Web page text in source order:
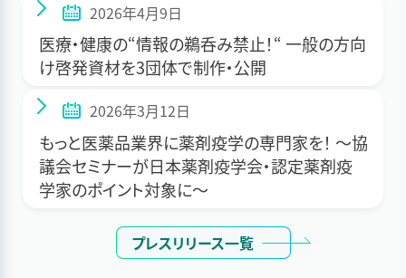
2026年4月9日
医療・健康の“情報の鵜呑み禁止！“ 一般の方向
け啓発資材を3団体で制作・公開
2026年3月12日
もっと医薬品業界に薬剤疫学の専門家を！ ～協
議会セミナーが日本薬剤疫学会・認定薬剤疫
学家のポイント対象に～
プレスリリース一覧